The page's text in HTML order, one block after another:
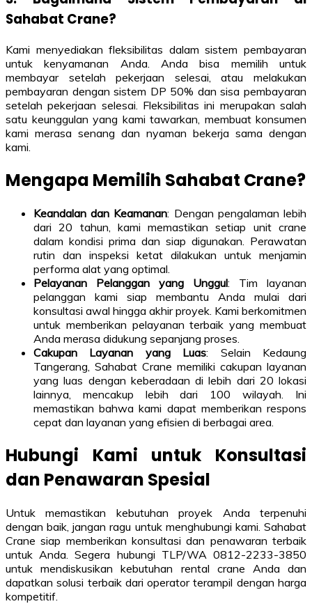
Sahabat Crane?
Kami menyediakan fleksibilitas dalam sistem pembayaran
untuk kenyamanan Anda. Anda bisa memilih untuk
membayar setelah pekerjaan selesai, atau melakukan
pembayaran dengan sistem DP 50% dan sisa pembayaran
setelah pekerjaan selesai. Fleksibilitas ini merupakan salah
satu keunggulan yang kami tawarkan, membuat konsumen
kami merasa senang dan nyaman bekerja sama dengan
kami.
Mengapa Memilih Sahabat Crane?
Keandalan dan Keamanan: Dengan pengalaman lebih
dari 20 tahun, kami memastikan setiap unit crane
dalam kondisi prima dan siap digunakan. Perawatan
rutin dan inspeksi ketat dilakukan untuk menjamin
performa alat yang optimal.
Pelayanan Pelanggan yang Unggul: Tim layanan
pelanggan kami siap membantu Anda mulai dari
konsultasi awal hingga akhir proyek. Kami berkomitmen
untuk memberikan pelayanan terbaik yang membuat
Anda merasa didukung sepanjang proses.
Cakupan Layanan yang Luas: Selain Kedaung
Tangerang, Sahabat Crane memiliki cakupan layanan
yang luas dengan keberadaan di lebih dari 20 lokasi
lainnya, mencakup lebih dari 100 wilayah. Ini
memastikan bahwa kami dapat memberikan respons
cepat dan layanan yang efisien di berbagai area.
Hubungi Kami untuk Konsultasi
dan Penawaran Spesial
Untuk memastikan kebutuhan proyek Anda terpenuhi
dengan baik, jangan ragu untuk menghubungi kami. Sahabat
Crane siap memberikan konsultasi dan penawaran terbaik
untuk Anda. Segera hubungi TLP/WA 0812-2233-3850
untuk mendiskusikan kebutuhan rental crane Anda dan
dapatkan solusi terbaik dari operator terampil dengan harga
kompetitif.